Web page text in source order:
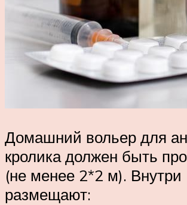
Домашний вольер для
кролика должен быть
(не менее 2*2 м). Внутри
размещают: